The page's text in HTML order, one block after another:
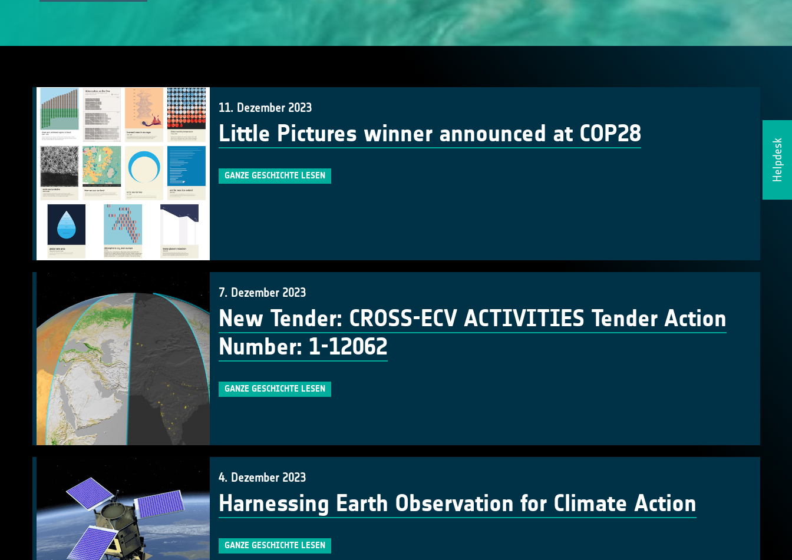
Helpdesk
11. Dezember 2023
Little Pictures winner announced at COP28
GANZE GESCHICHTE LESEN
7. Dezember 2023
New Tender: CROSS-ECV ACTIVITIES Tender Action
Number: 1-12062
GANZE GESCHICHTE LESEN
4. Dezember 2023
Harnessing Earth Observation for Climate Action
GANZE GESCHICHTE LESEN